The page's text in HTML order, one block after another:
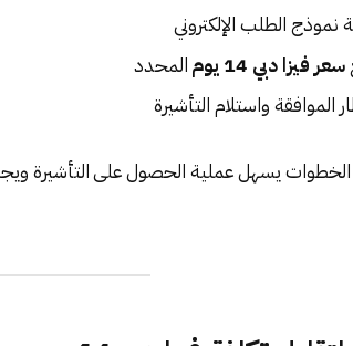
نموذج الطلب الإلكتروني
سعر فيزا دبي 14 يوم
المحدد
الموافقة واستلام التأشيرة
الخطوات يسهل عملية الحصول على التأشيرة